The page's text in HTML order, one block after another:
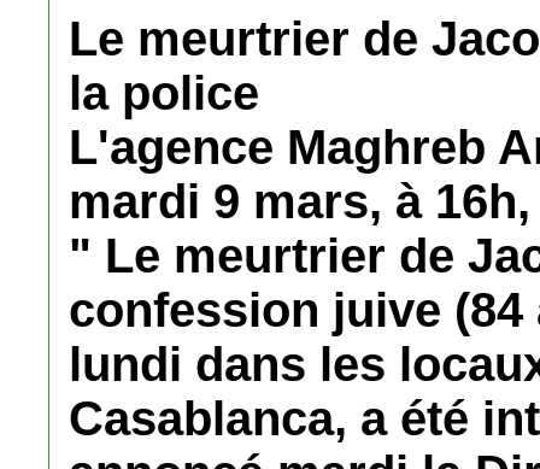
Le meurtrier de
la police
L'agence Maghreb
mardi 9 mars, à
" Le meurtrier de
confession juive
lundi dans les
Casablanca, a été